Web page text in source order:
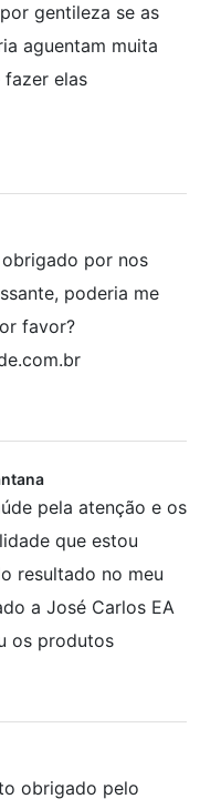
gentileza se as
aguentam muita
fazer elas
por nos
poderia me
favor?
pela atenção e os
que estou
resultado no meu
a José Carlos EA
os produtos
obrigado pelo